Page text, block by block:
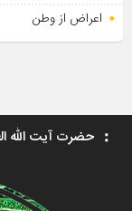
اعراض از وطن
حضرت آیت الله